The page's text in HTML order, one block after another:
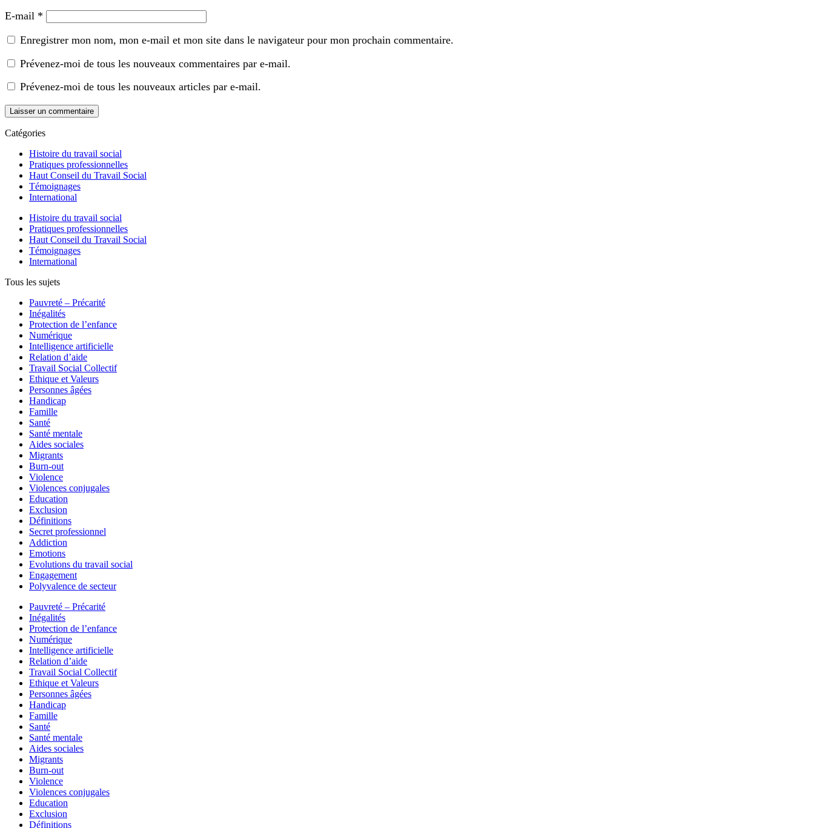
E-mail *
Enregistrer mon nom, mon e-mail et mon site dans le navigateur pour mon prochain commentaire.
Prévenez-moi de tous les nouveaux commentaires par e-mail.
Prévenez-moi de tous les nouveaux articles par e-mail.
Catégories
Histoire du travail social
Pratiques professionnelles
Haut Conseil du Travail Social
Témoignages
International
Histoire du travail social
Pratiques professionnelles
Haut Conseil du Travail Social
Témoignages
International
Tous les sujets
Pauvreté – Précarité
Inégalités
Protection de l’enfance
Numérique
Intelligence artificielle
Relation d’aide
Travail Social Collectif
Ethique et Valeurs
Personnes âgées
Handicap
Famille
Santé
Santé mentale
Aides sociales
Migrants
Burn-out
Violence
Violences conjugales
Education
Exclusion
Définitions
Secret professionnel
Addiction
Emotions
Evolutions du travail social
Engagement
Polyvalence de secteur
Pauvreté – Précarité
Inégalités
Protection de l’enfance
Numérique
Intelligence artificielle
Relation d’aide
Travail Social Collectif
Ethique et Valeurs
Personnes âgées
Handicap
Famille
Santé
Santé mentale
Aides sociales
Migrants
Burn-out
Violence
Violences conjugales
Education
Exclusion
Définitions